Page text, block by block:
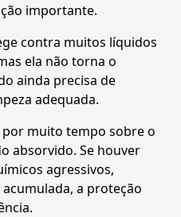
importante.
contra muitos líquidos
ela não torna o
ainda precisa de
adequada.
muito tempo sobre o
absorvido. Se houver
agressivos,
a proteção